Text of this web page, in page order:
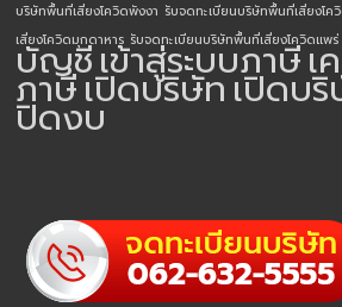
บริษัทพื้นที่เสี่ยงโควิดพังงา รับจดทะเบียนบริษัทพื้นที่เสี่ยงโค
เสี่ยงโควิดมุกดาหาร รับจดทะเบียนบริษัทพื้นที่เสี่ยงโควิดแพร่
บัญชีเข้าสู่ระบบภาษีเ
ภาษีเปิดบริษัทเปิดบริ
ปิดงบ